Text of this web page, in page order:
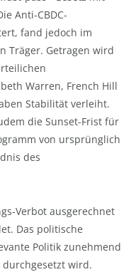
Anti-CBDC-
fand jedoch im
Träger. Getragen wird
Warren, French Hill
Stabilität verleiht.
die Sunset-Frist für
von ursprünglich
des
Verbot ausgerechnet
Das politische
Politik zunehmend
wird.